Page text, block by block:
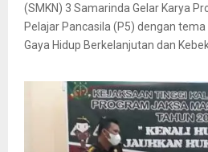
(SMKN) 3 Samarinda Gelar Karya
Pelajar Pancasila (P5) dengan tema
Gaya Hidup Berkelanjutan dan